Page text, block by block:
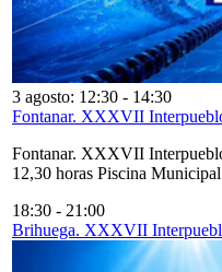
3 agosto: 12:30 - 14:30
Fontanar. XXXVII
Fontanar. XXXVII
12,30 horas Piscina
18:30 - 21:00
Brihuega. XXXVII